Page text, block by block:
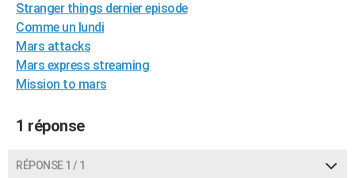
Alimentation
Guide de la santé
Maladies
Médicaments
Sommeil
VOYAGE
Destinations
City break
Voyage nature
Voyage de noces
Forum
Climat
+PHOTO
GUIDES D'ACHAT
Carte de Noël
Carte Bonne année
Carte Saint-Valentin
Carte Pâques
Carte d'anniversaire
Stranger things dernier episode
Comme un lundi
Mars attacks
Mars express streaming
Mission to mars
1 réponse
RÉPONSE 1 / 1